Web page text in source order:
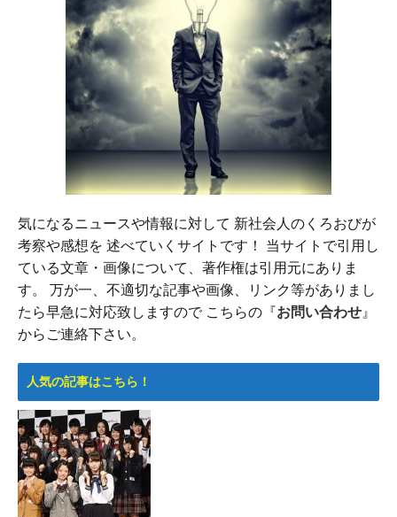
気になるニュースや情報に対して 新社会人のくろおびが
考察や感想を 述べていくサイトです！ 当サイトで引用し
ている文章・画像について、著作権は引用元にありま
す。 万が一、不適切な記事や画像、リンク等がありまし
たら早急に対応致しますので こちらの『お問い合わせ 』
からご連絡下さい。
人気の記事はこちら！